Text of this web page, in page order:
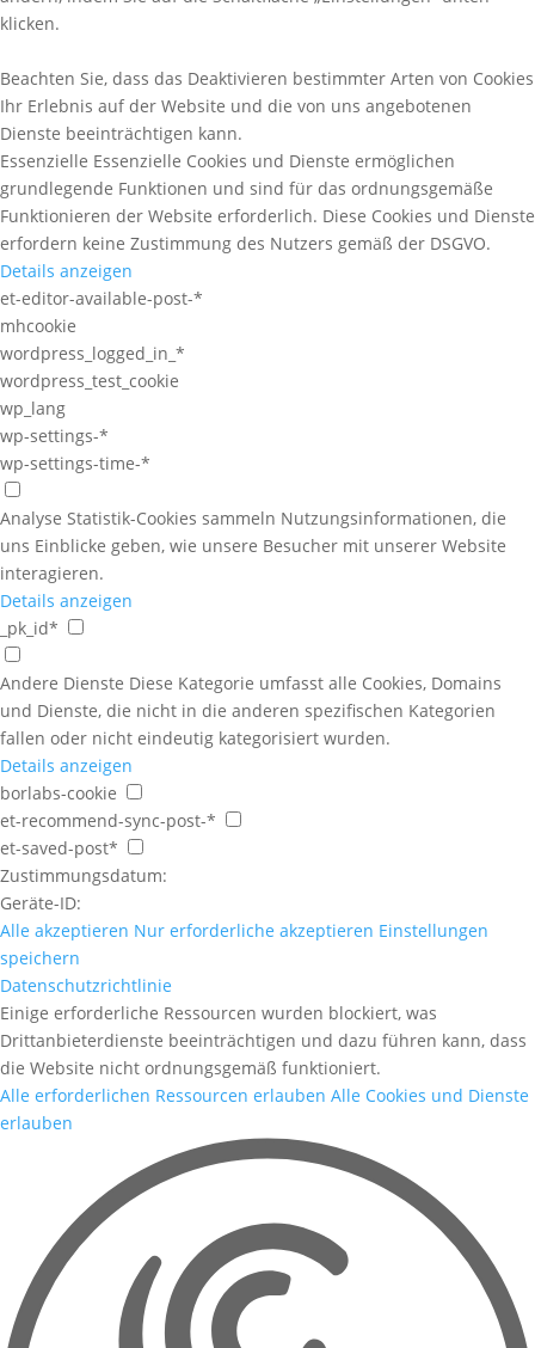
klicken.
Beachten Sie, dass das Deaktivieren bestimmter Arten von Cookies
Ihr Erlebnis auf der Website und die von uns angebotenen
Dienste beeinträchtigen kann.
Essenzielle Essenzielle Cookies und Dienste ermöglichen
grundlegende Funktionen und sind für das ordnungsgemäße
Funktionieren der Website erforderlich. Diese Cookies und Dienste
erfordern keine Zustimmung des Nutzers gemäß der DSGVO.
Details anzeigen
et-editor-available-post-*
mhcookie
wordpress_logged_in_*
wordpress_test_cookie
wp_lang
wp-settings-*
wp-settings-time-*
Analyse Statistik-Cookies sammeln Nutzungsinformationen, die
uns Einblicke geben, wie unsere Besucher mit unserer Website
interagieren.
Details anzeigen
_pk_id*
Andere Dienste Diese Kategorie umfasst alle Cookies, Domains
und Dienste, die nicht in die anderen spezifischen Kategorien
fallen oder nicht eindeutig kategorisiert wurden.
Details anzeigen
borlabs-cookie
et-recommend-sync-post-*
et-saved-post*
Zustimmungsdatum:
Geräte-ID:
Alle akzeptieren Nur erforderliche akzeptieren Einstellungen
speichern
Datenschutzrichtlinie
Einige erforderliche Ressourcen wurden blockiert, was
Drittanbieterdienste beeinträchtigen und dazu führen kann, dass
die Website nicht ordnungsgemäß funktioniert.
Alle erforderlichen Ressourcen erlauben Alle Cookies und Dienste
erlauben